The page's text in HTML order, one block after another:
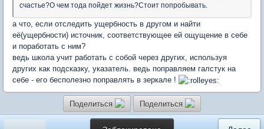
счастье?О чем тода пойдет жизнь?Стоит попробывать.
а что, если отследить ущербность в другом и найти
её(ущербности) источник, соответствующее ей ощущение в себе
и поработать с ним?
ведь школа учит работать с собой через других, используя
других как подсказку, указатель. ведь поправляем галстук на
себе - его бесполезно поправлять в зеркале !
Поделиться Поделиться